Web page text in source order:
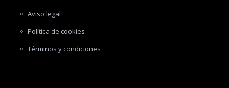
Aviso legal
Política de cookies
Términos y condiciones